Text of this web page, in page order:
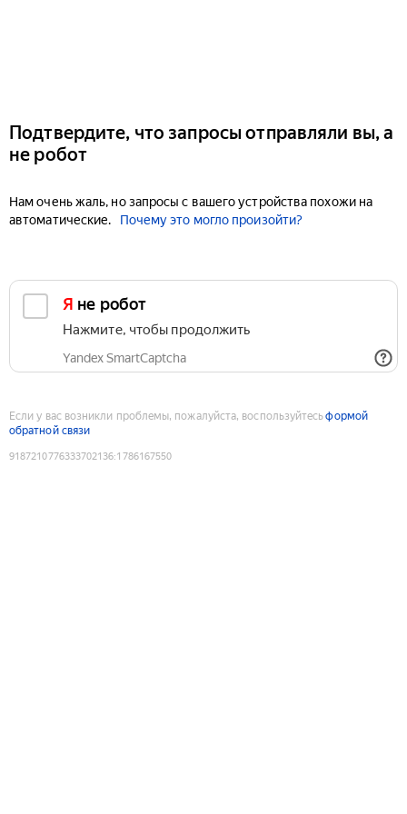
Подтвердите, что запросы отправляли вы, а
не робот
Нам очень жаль, но запросы с вашего устройства похожи на
автоматические.
Почему это могло произойти?
Я не робот
Нажмите, чтобы продолжить
Yandex SmartCaptcha
Если у вас возникли проблемы, пожалуйста, воспользуйтесьформой
обратной связи
9187210776333702136:1786167550